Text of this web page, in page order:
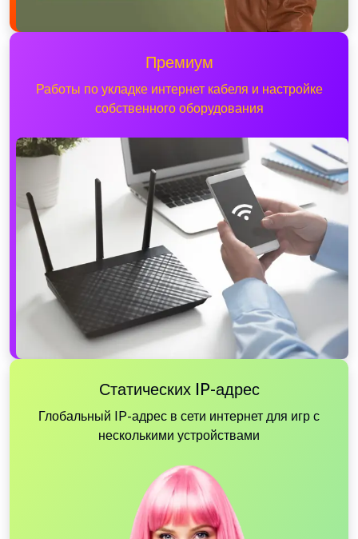
Премиум
Работы по укладке интернет кабеля и настройке
собственного оборудования
Статических IP-адрес
Глобальный IP-адрес в сети интернет для игр с
несколькими устройствами